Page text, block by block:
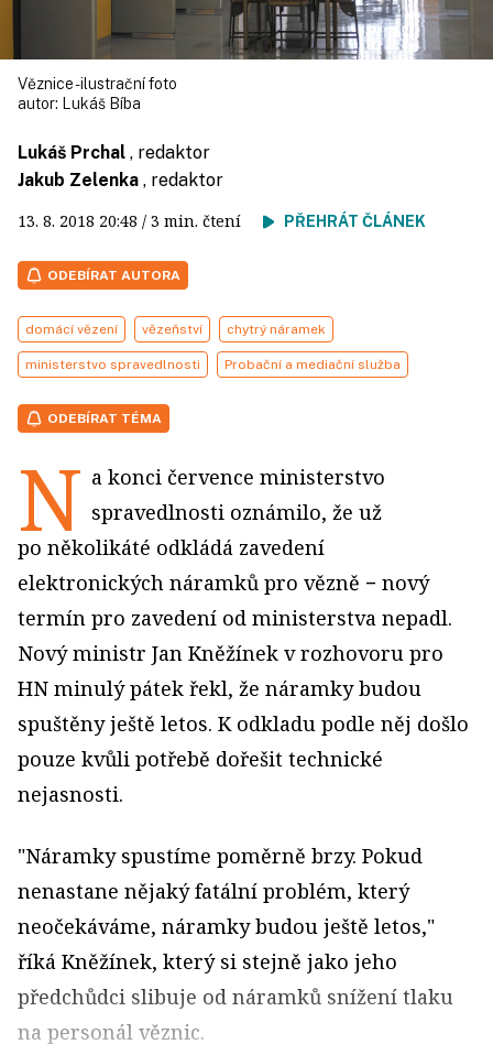
Věznice - ilustrační foto
autor:
Lukáš Bíba
Lukáš Prchal , redaktor
Jakub Zelenka , redaktor
13. 8. 2018 20:48 / 3 min. čtení PŘEHRÁT ČLÁNEK
ODEBÍRAT AUTORA
domácí vězení vězeňství chytrý náramek
ministerstvo spravedlnosti Probační a mediační služba
ODEBÍRAT TÉMA
N a konci července ministerstvo
spravedlnosti oznámilo, že už
po několikáté odkládá zavedení
elektronických náramků pro vězně − nový
termín pro zavedení od ministerstva nepadl.
Nový ministr Jan Kněžínek v rozhovoru pro
HN minulý pátek řekl, že náramky budou
spuštěny ještě letos. K odkladu podle něj došlo
pouze kvůli potřebě dořešit technické
nejasnosti.
"Náramky spustíme poměrně brzy. Pokud
nenastane nějaký fatální problém, který
neočekáváme, náramky budou ještě letos,"
říká Kněžínek, který si stejně jako jeho
předchůdci slibuje od náramků snížení tlaku
na personál věznic.